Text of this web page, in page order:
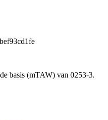
basis (mTAW) van 0253-3.